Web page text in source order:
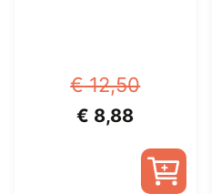
€12,50
Oorspronkelijke
€ 8,88Huidige
prijs
is: